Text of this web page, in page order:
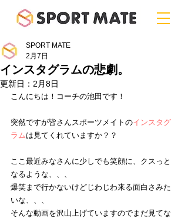
インスタグラムの悲劇。
SPORT MATE
2月7日
更新日： 2月8日
こんにちは！コーチの池田です！
突然ですが皆さんスポーツメイトのインスタグ
ラムは見てくれていますか？？
ここ最近みなさんに少しでも笑顔に、クスっと
なるような、、、
爆笑まで行かないけどじわじわ来る面白さみた
いな、、、
そんな動画を沢山上げていますのでまだ見てな